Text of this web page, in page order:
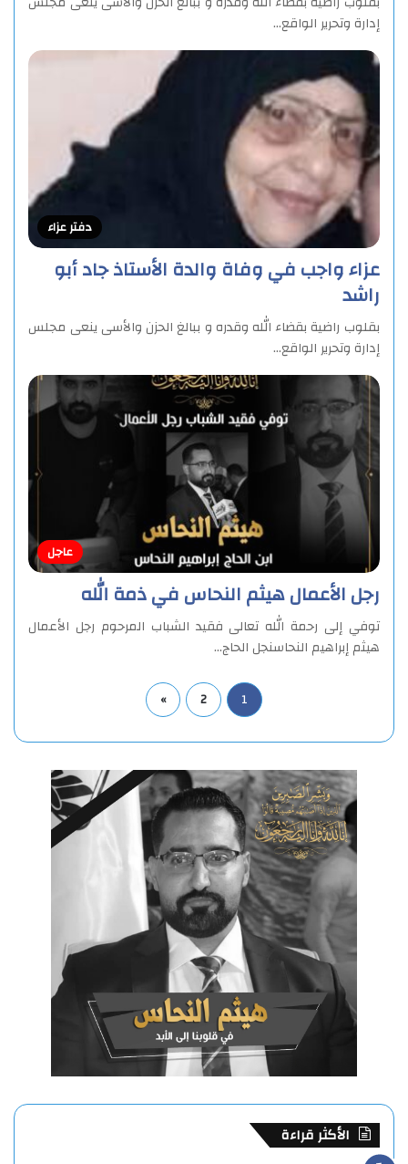
إدارة وتحرير الواقع…
دفتر عزاء
عزاء واجب في وفاة والدة الأستاذ جاد أبو
راشد
بقلوب راضية بقضاء الله وقدره و ببالغ الحزن والأسى ينعى مجلس
إدارة وتحرير الواقع…
عاجل
رجل الأعمال هيثم النحاس في ذمة الله
توفي إلى رحمة الله تعالى فقيد الشباب المرحوم رجل الأعمال
هيثم إبراهيم النحاسنجل الحاج…
1
2
»
الأكثر قراءة